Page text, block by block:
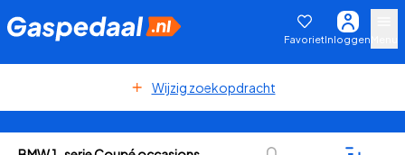
FavorietInloggen
Wijzig zoekopdracht